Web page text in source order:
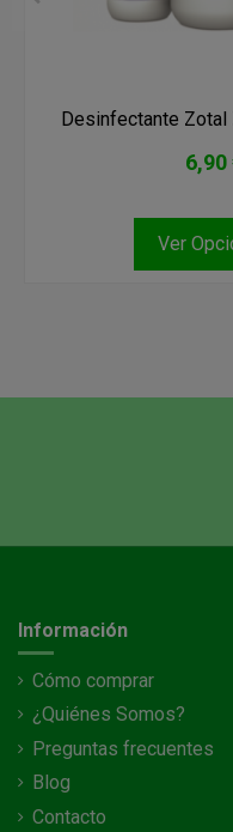
Desinfectante Zotal
6,90
Ver
Información
Cómo comprar
¿Quiénes Somos?
Preguntas frecuentes
Blog
Contacto